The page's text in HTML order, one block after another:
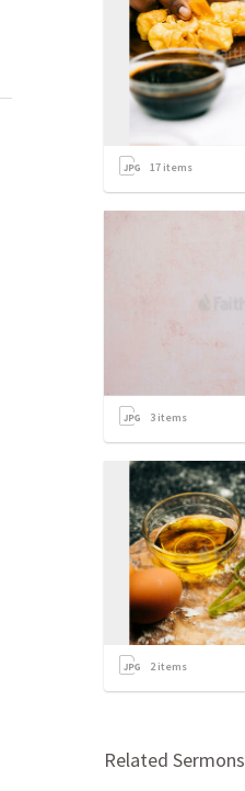
17 items
3 items
2items
Related Sermons